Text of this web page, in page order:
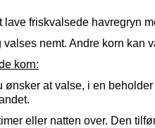
lave friskvalsede havregryn
valses nemt. Andre korn
korn:
at valse, i en
eller natten over. Den